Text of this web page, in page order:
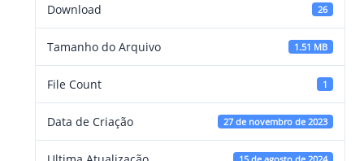
Download 26
Tamanho do Arquivo 1.51 MB
File Count 1
Data de Criação 27 de novembro de 2023